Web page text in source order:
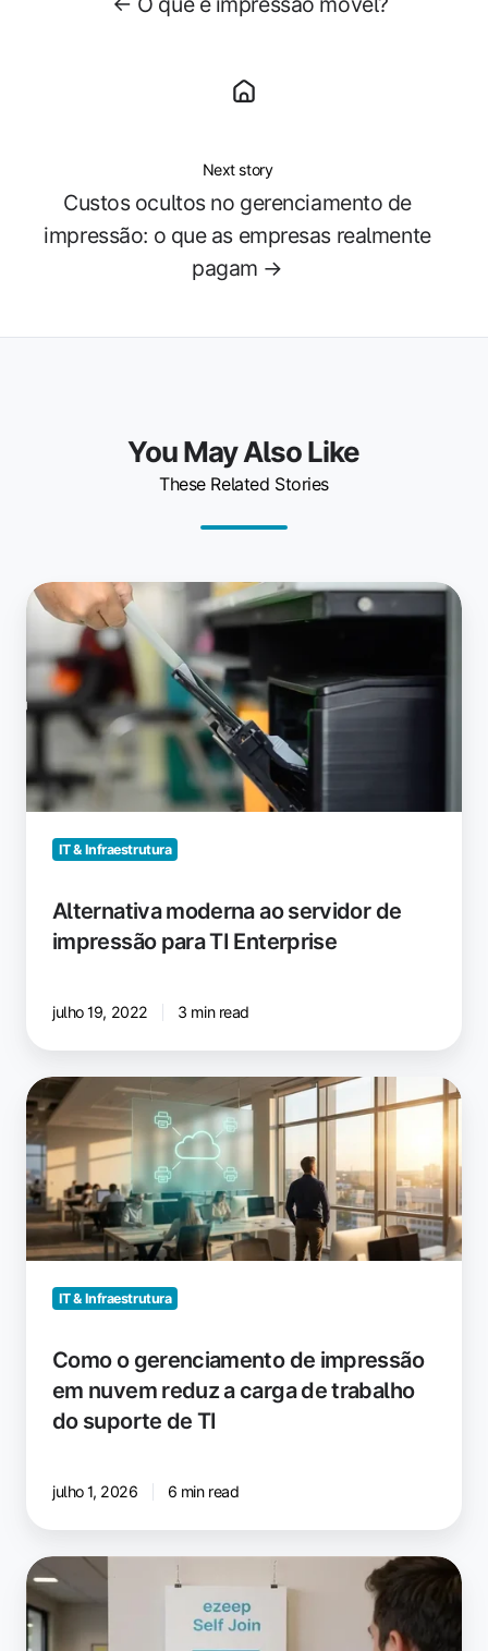
Next story
Custos ocultos no gerenciamento de
impressão: o que as empresas realmente
pagam →
You May Also Like
These Related Stories
Alternativa
moderna
ao
servidor
de
impressão
TI
Enterprise
IT & Infraestrutura
Alternativa moderna ao servidor de
impressão para TI Enterprise
julho 19, 2022 3 min read
Como
o
gerenciamento
de
impressão
em
nuvem
suporte
IT & Infraestrutura
Como o gerenciamento de impressão
em nuvem reduz a carga de trabalho
do suporte de TI
julho 1, 2026 6 min read
ezeep
Self-
Join: